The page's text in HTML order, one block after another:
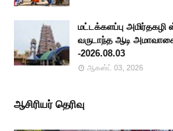
மட்டக்களப்பு
வருடாந்த ஆடி
-2026.08.03
ஆகஸ்ட் 03, 2026
ஆசிரியர் தெரிவு